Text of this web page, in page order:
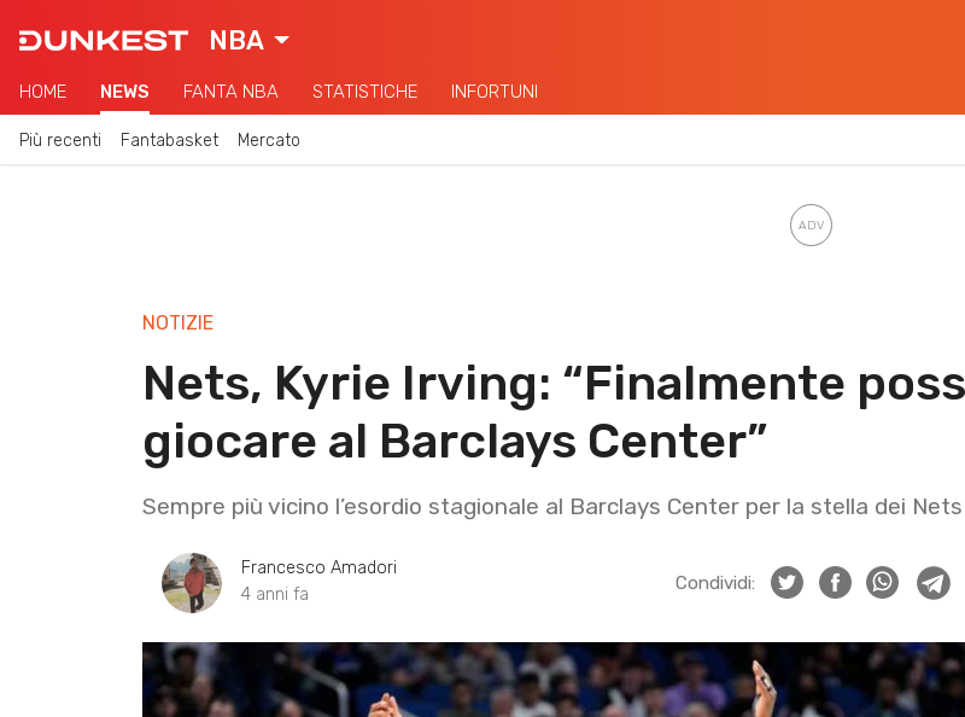
NBA
HOME NEWS FANTA NBA STATISTICHE INFORTUNI
Più recenti Fantabasket Mercato
NOTIZIE
Nets, Kyrie Irving: “Finalmente
giocare al Barclays Center”
Sempre più vicino l’esordio stagionale al Barclays Center per la stella dei Nets
Francesco Amadori
4 anni fa
Condividi: